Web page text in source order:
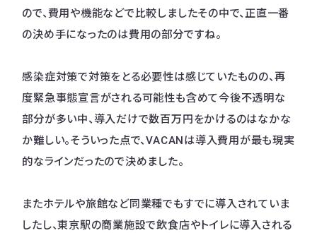
ので、費用や機能などで比較しましたその中で、正直一番
の決め手になったのは費用の部分ですね。
感染症対策で対策をとる必要性は感じていたものの、再
度緊急事態宣言がされる可能性も含めて今後不透明な
部分が多い中、導入だけで数百万円をかけるのはなかな
か難しい。そういった点で、VACANは導入費用が最も現実
的なラインだったので決めました。
またホテルや旅館など同業種でもすでに導入されていま
したし、東京駅の商業施設で飲食店やトイレに導入される